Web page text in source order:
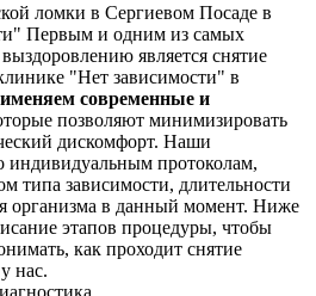
ломки в Сергиевом Посаде в
Первым и одним из самых
является снятие
"Нет зависимости" в
современные и
позволяют минимизировать
дискомфорт. Наши
индивидуальным протоколам,
типа зависимости, длительности
организма в данный момент. Ниже
этапов процедуры, чтобы
как проходит снятие
нас.